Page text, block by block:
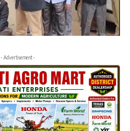
- Advertisement -